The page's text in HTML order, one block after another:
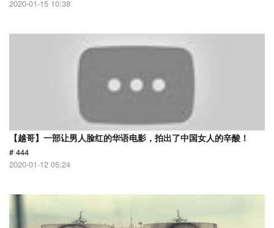
2020-01-15 10:38
【越哥】一部让男人脸红的华语电影，拍出了中国女人的辛酸！
# 444
2020-01-12 05:24